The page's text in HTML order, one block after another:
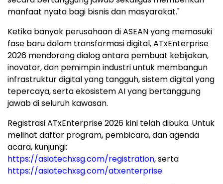
manfaat nyata bagi bisnis dan masyarakat."
Ketika banyak perusahaan di ASEAN yang memasuki
fase baru dalam transformasi digital, ATxEnterprise
2026 mendorong dialog antara pembuat kebijakan,
inovator, dan pemimpin industri untuk membangun
infrastruktur digital yang tangguh, sistem digital yang
tepercaya, serta ekosistem AI yang bertanggung
jawab di seluruh kawasan.
Registrasi ATxEnterprise 2026 kini telah dibuka. Untuk
melihat daftar program, pembicara, dan agenda
acara, kunjungi:
https://asiatechxsg.com/registration, serta
https://asiatechxsg.com/atxenterprise.